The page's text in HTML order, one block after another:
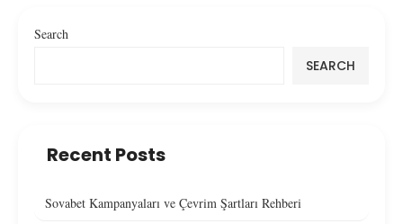
Search
SEARCH
Recent Posts
Sovabet Kampanyaları ve Çevrim Şartları Rehberi